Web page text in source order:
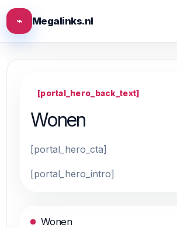
⌁ Megalinks.nl
[portal_hero_back_text]
Wonen
[portal_hero_cta]
[portal_hero_intro]
Wonen